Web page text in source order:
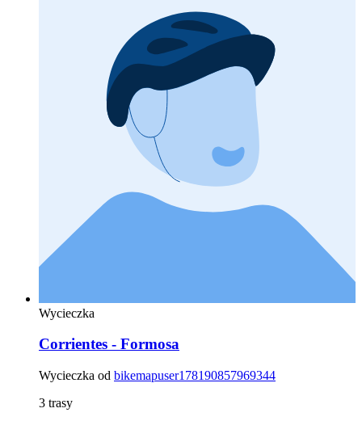
Wycieczka
Corrientes - Formosa
Wycieczka od bikemapuser178190857969344
3 trasy